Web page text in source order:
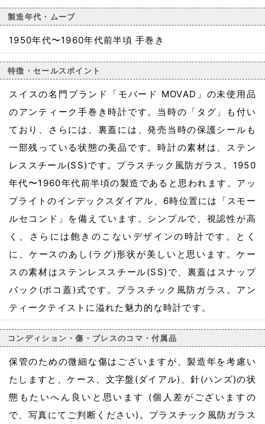
製造年代・ムーブ
1950年代〜1960年代前半頃 手巻き
特徴・セールスポイント
スイスの名門ブランド「モバード MOVAD」の未使用品
のアンティーク手巻き時計です。当時の「タグ」も付い
ており、さらには、裏蓋には、発売当時の保護シールも
一部残っている状態の美品です。時計の素材は、ステン
レススチール(SS)です。プラスチック風防ガラス。1950
年代〜1960年代前半頃の製造であると思われます。アッ
プライトのインデックスダイアル、6時位置には「スモー
ルセコンド」を備えています。シンプルで、視認性が高
く、さらには飽きのこないデザインの時計です。とく
に、ケースのあし(ラグ)形状が美しいと思います。ケー
スの素材はステンレススチール(SS)で、裏蓋はスナップ
バック(ポコ蓋)式です。プラスチック風防ガラス。アン
ティークテイストに溢れた魅力的な時計です。
コンディション・傷・ブレスのコマ・付属品
保管のための微細な傷はございますが、製造年を考慮い
たしますと、ケース、文字盤(ダイアル)、針(ハンズ)の状
態もたいへん良いと思います (個人差がございますの
で、写真にてご判断ください)。プラスチック風防ガラス